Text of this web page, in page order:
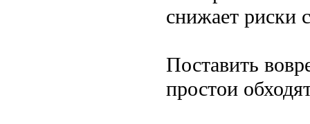
снижает риски
Поставить
простои